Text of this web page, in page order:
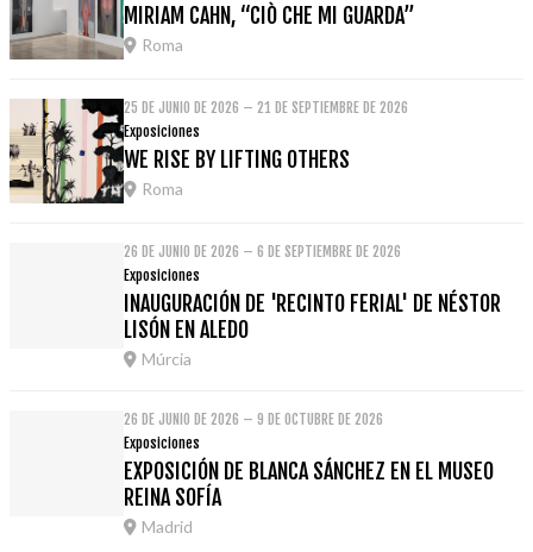
MIRIAM CAHN, “CIÒ CHE MI GUARDA”
Roma
25 DE JUNIO DE 2026 – 21 DE SEPTIEMBRE DE 2026
Exposiciones
WE RISE BY LIFTING OTHERS
Roma
26 DE JUNIO DE 2026 – 6 DE SEPTIEMBRE DE 2026
Exposiciones
INAUGURACIÓN DE 'RECINTO FERIAL' DE NÉSTOR
LISÓN EN ALEDO
Múrcia
26 DE JUNIO DE 2026 – 9 DE OCTUBRE DE 2026
Exposiciones
EXPOSICIÓN DE BLANCA SÁNCHEZ EN EL MUSEO
REINA SOFÍA
Madrid